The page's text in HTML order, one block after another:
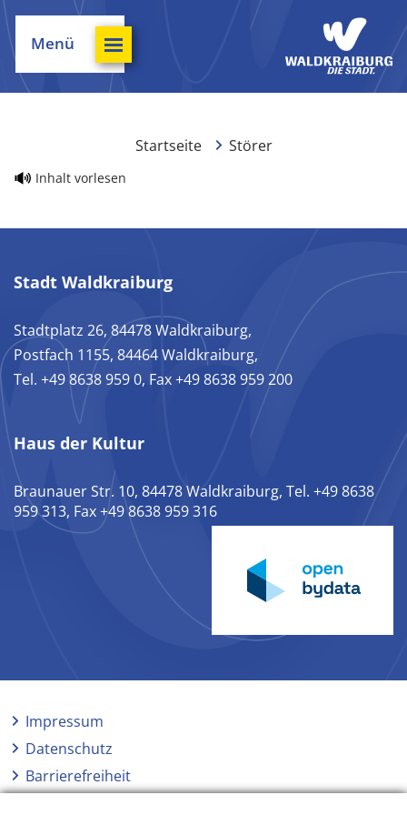
Menü
Startseite Störer
Inhalt vorlesen
Stadt Waldkraiburg
Stadtplatz 26, 84478 Waldkraiburg,
Postfach 1155, 84464 Waldkraiburg,
Tel. +49 8638 959 0, Fax +49 8638 959 200
Haus der Kultur
Braunauer Str. 10, 84478 Waldkraiburg, Tel. +49 8638
959 313, Fax +49 8638 959 316
Impressum
Datenschutz
Barrierefreiheit